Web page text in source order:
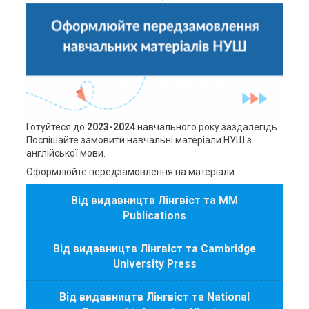
Готуйтеся до 2023-2024навчального року заздалегідь.
Поспішайте замовити навчальні матеріали НУШ з
англійської мови.
Оформлюйте передзамовлення на матеріали:
Від видавництв Лінгвіст та MM
Publications
Від видавництв Лінгвіст та Cambridge
University Press
Від видавництв Лінгвіст та National